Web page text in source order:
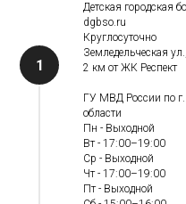
Детская городская
dgbso.ru
Круглосуточно
Земледельческая
2 км от ЖК Респект
ГУ МВД России по г.
области
Пн - Выходной
Вт - 17:00–19:00
Ср - Выходной
Чт - 17:00–19:00
Пт - Выходной